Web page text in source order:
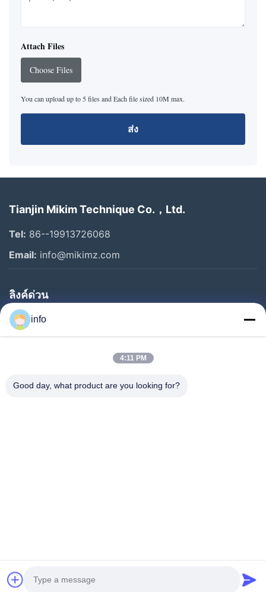
Attach Files
Choose Files
You can upload up to 5 files and Each file sized 10M max.
ส่ง
Tianjin Mikim Technique Co.，Ltd.
Tel: 86--19913726068
Email: info@mikimz.com
ลิงค์ด่วน
บ้าน
สินค้า
เกี่ยวกับเรา
©2016- Tianjin Mikim Technique co.，Ltd.. สงวนลิขสิทธิ์
info
4:11 PM
Good day, what product are you looking for?